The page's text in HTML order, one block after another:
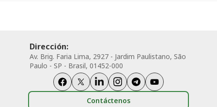
Dirección:
Av. Brig. Faria Lima, 2927 - Jardim Paulistano, São
Paulo - SP - Brasil, 01452-000
Contáctenos